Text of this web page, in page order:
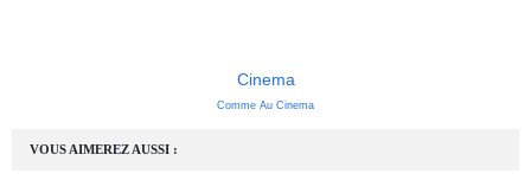
VOUS AIMEREZ AUSSI :
Cinema
Comme Au Cinema